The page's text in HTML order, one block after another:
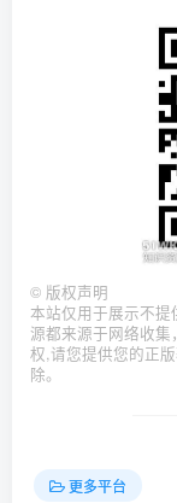
© 版权声明
本站仅用于展示不
源都来源于网络收
权,请您提供您的正
除。
更多平台